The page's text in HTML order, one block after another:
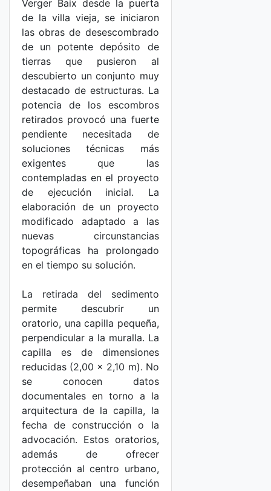
Verger Baix desde la puerta
de la villa vieja, se iniciaron
las obras de desescombrado
de un potente depósito de
tierras que pusieron al
descubierto un conjunto muy
destacado de estructuras. La
potencia de los escombros
retirados provocó una fuerte
pendiente necesitada de
soluciones técnicas más
exigentes que las
contempladas en el proyecto
de ejecución inicial. La
elaboración de un proyecto
modificado adaptado a las
nuevas circunstancias
topográficas ha prolongado
en el tiempo su solución.
La retirada del sedimento
permite descubrir un
oratorio, una capilla pequeña,
perpendicular a la muralla. La
capilla es de dimensiones
reducidas (2,00 x 2,10 m). No
se conocen datos
documentales en torno a la
arquitectura de la capilla, la
fecha de construcción o la
advocación. Estos oratorios,
además de ofrecer
protección al centro urbano,
desempeñaban una función